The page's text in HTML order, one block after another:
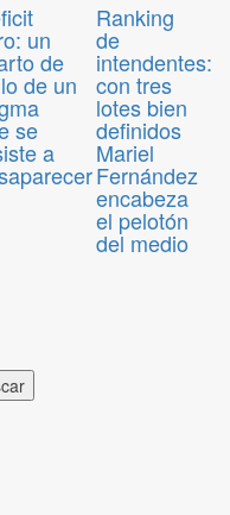
un
de
de un
se
a
Ranking
de
intendentes:
con tres
lotes bien
definidos
Mariel
Fernández
encabeza
el pelotón
del medio